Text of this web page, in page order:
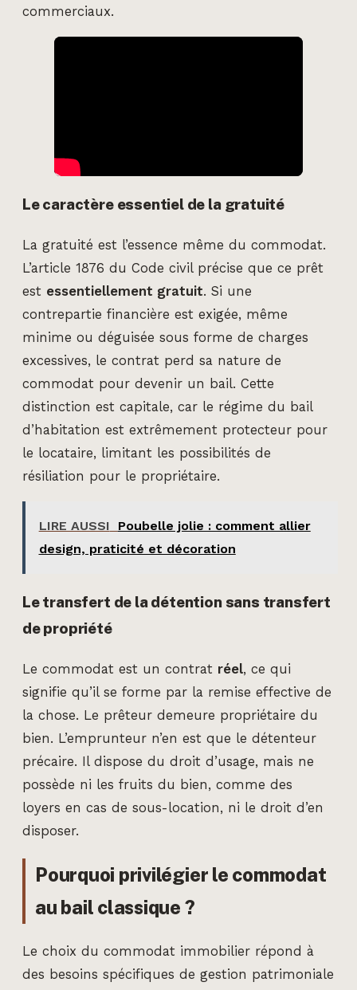
commerciaux.
Le caractère essentiel de la gratuité
La gratuité est l’essence même du commodat.
L’article 1876 du Code civil précise que ce prêt
est essentiellement gratuit. Si une
contrepartie financière est exigée, même
minime ou déguisée sous forme de charges
excessives, le contrat perd sa nature de
commodat pour devenir un bail. Cette
distinction est capitale, car le régime du bail
d’habitation est extrêmement protecteur pour
le locataire, limitant les possibilités de
résiliation pour le propriétaire.
LIRE AUSSI
Poubelle jolie : comment allier
design, praticité et décoration
Le transfert de la détention sans transfert
de propriété
Le commodat est un contrat réel, ce qui
signifie qu’il se forme par la remise effective de
la chose. Le prêteur demeure propriétaire du
bien. L’emprunteur n’en est que le détenteur
précaire. Il dispose du droit d’usage, mais ne
possède ni les fruits du bien, comme des
loyers en cas de sous-location, ni le droit d’en
disposer.
Pourquoi privilégier le commodat
au bail classique ?
Le choix du commodat immobilier répond à
des besoins spécifiques de gestion patrimoniale